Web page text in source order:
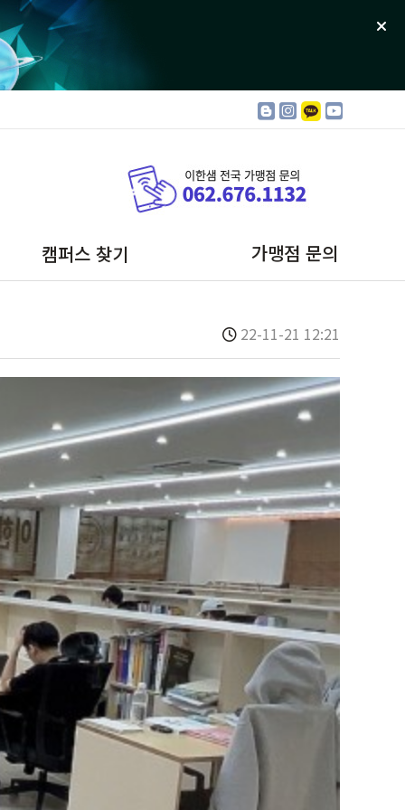
캠퍼스 찾기
봉선포레스트
일곡캠퍼스
첨단캠퍼스
화정캠퍼스
김포사우동
가맹점 문의
22-11-21 12:21